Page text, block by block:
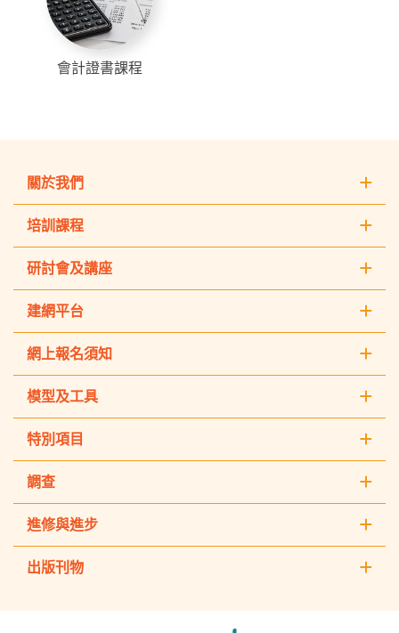
會計證書課程
關於我們
培訓課程
研討會及講座
建網平台
網上報名須知
模型及工具
特別項目
調查
進修與進步
出版刊物